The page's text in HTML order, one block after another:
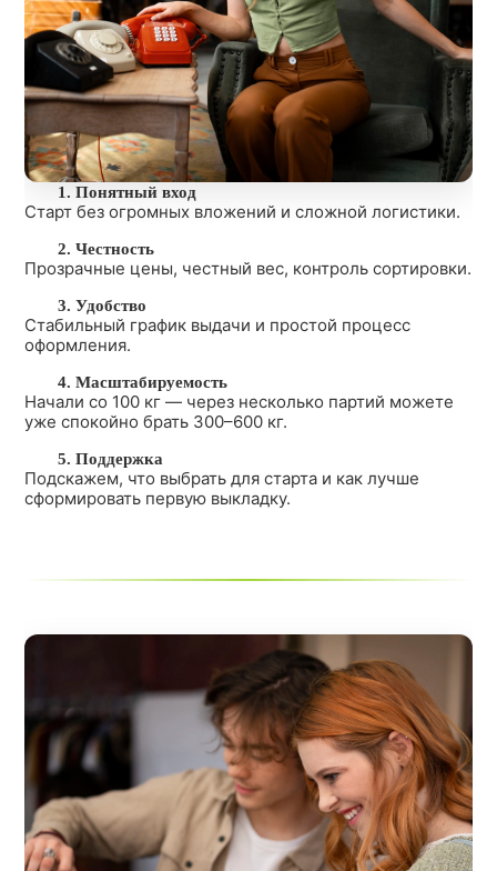
1. Понятный вход
Старт без огромных вложений и сложной логистики.
2. Честность
Прозрачные цены, честный вес, контроль сортировки.
3. Удобство
Стабильный график выдачи и простой процесс
оформления.
4. Масштабируемость
Начали со 100 кг — через несколько партий можете
уже спокойно брать 300–600 кг.
5. Поддержка
Подскажем, что выбрать для старта и как лучше
сформировать первую выкладку.